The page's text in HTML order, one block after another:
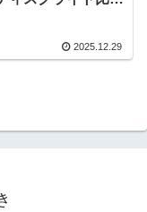
2025.12.29